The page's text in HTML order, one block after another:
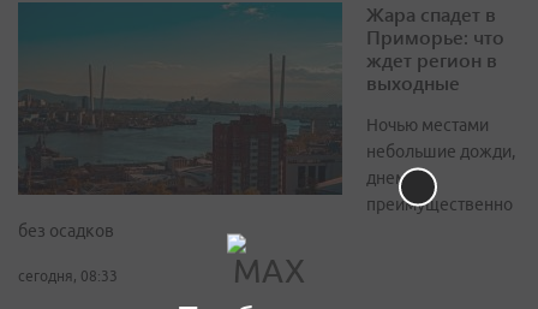
Жара спадет в
Приморье: что
ждет регион в
выходные
Ночью местами
небольшие дожди,
днем -
преимущественно
без осадков
сегодня, 08:33